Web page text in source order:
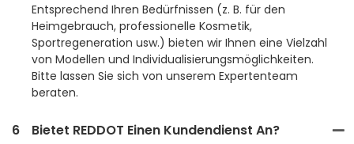
Entsprechend Ihren Bedürfnissen (z. B. für den
Heimgebrauch, professionelle Kosmetik,
Sportregeneration usw.) bieten wir Ihnen eine Vielzahl
von Modellen und Individualisierungsmöglichkeiten.
Bitte lassen Sie sich von unserem Expertenteam
beraten.
6 Bietet REDDOT Einen Kundendienst An?